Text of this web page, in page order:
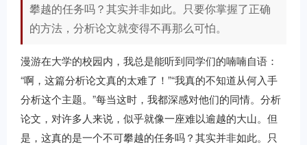
攀越的任务吗？其实并非如此。只要你掌握了正确
的方法，分析论文就变得不再那么可怕。
漫游在大学的校园内，我总是能听到同学们的喃喃自语：
“啊，这篇分析论文真的太难了！”“我真的不知道从何入手
分析这个主题。”每当这时，我都深感对他们的同情。分析
论文，对许多人来说，似乎就像一座难以逾越的大山。但
是，这真的是一个不可攀越的任务吗？其实并非如此。只